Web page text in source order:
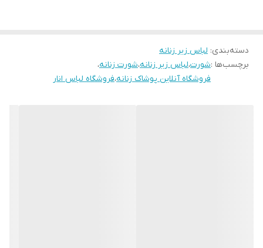
دسته‌بندی: لباس زیر زنانه
برچسب‌ها :شورت،لباس زیر زنانه،شورت زنانه،
فروشگاه آنلاین پوشاک زنانه،فروشگاه لباس انار